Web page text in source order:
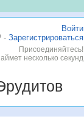
Войти
- Зарегистрироваться
Присоединяйтесь!
несколько секунд